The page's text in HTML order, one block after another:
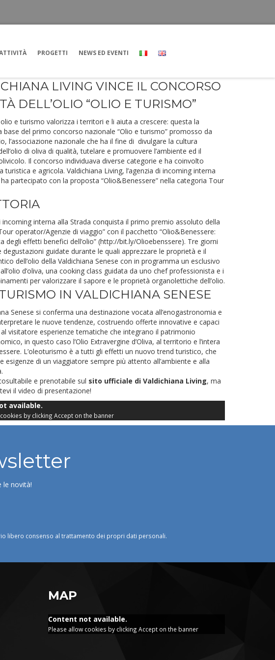
PROGETTI NEWS ED EVENTI
LIVING VINCE IL CONCORSO
DELL’OLIO “OLIO E TURISMO”
e turismo valorizza i territori e li aiuta a crescere: questa la
base del primo concorso nazionale “Olio e turismo” promosso da
l’associazione nazionale che ha il fine di divulgare la cultura
di oliva di qualità, tutelare e promuovere l’ambiente ed il
Il concorso individuava diverse categorie e ha coinvolto
turistica e agricola. Valdichiana Living, l’agenzia di incoming interna
partecipato con la proposta “Olio&Benessere” nella categoria Tour
incoming interna alla Strada conquista il primo premio assoluto della
operator/Agenzie di viaggio” con il pacchetto “Olio&Benessere:
degli effetti benefici dell’olio” (http://bit.ly/Olioebenssere). Tre giorni
guidate durante le quali apprezzare le proprietà e il
dell’olio della Valdichiana Senese con in programma un esclusivo
d’oliva, una cooking class guidata da uno chef professionista e i
per valorizzare il sapore e le proprietà organolettiche dell’olio.
IN VALDICHIANA SENESE
Senese si conferma una destinazione vocata all’enogastronomia e
le nuove tendenze, costruendo offerte innovative e capaci
visitatore esperienze tematiche che integrano il patrimonio
in questo caso l’Olio Extravergine d’Oliva, al territorio e l’intera
L’oleoturismo è a tutti gli effetti un nuovo trend turistico, che
esigenze di un viaggiatore sempre più attento all’ambiente e alla
e prenotabile sul sito ufficiale di Valdichiana Living, ma
il video di presentazione!
available.
by clicking Accept on the banner
le novità!
libero consenso al trattamento dei propri dati personali.
MAP
Content not available.
Please allow cookies by clicking Accept on the banner